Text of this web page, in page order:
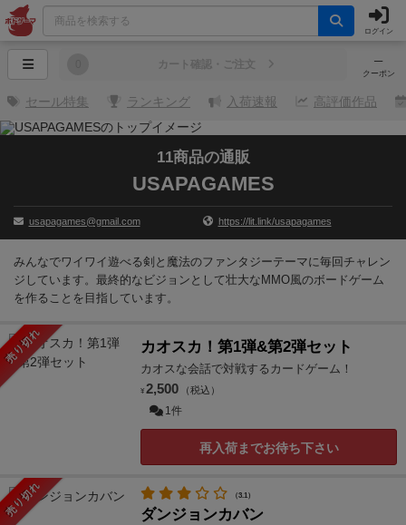
ログイン
─
クーポン
カート確認・ご注文
セール特集 ランキング 入荷速報 高評価作品
11商品の通販
USAPAGAMES
usapagames@gmail.com https://lit.link/usapagames
みんなでワイワイ遊べる剣と魔法のファンタジーテーマに毎回チャレン
ジしています。最終的なビジョンとして壮大なMMO風のボードゲーム
を作ることを目指しています。
売り切れ カオスカ！第1弾&第2弾セット
カオスな会話で対戦するカードゲーム！
¥ 2,500 （税込）
1件
再入荷までお待ち下さい
売り切れ （3.1）
ダンジョンカバン